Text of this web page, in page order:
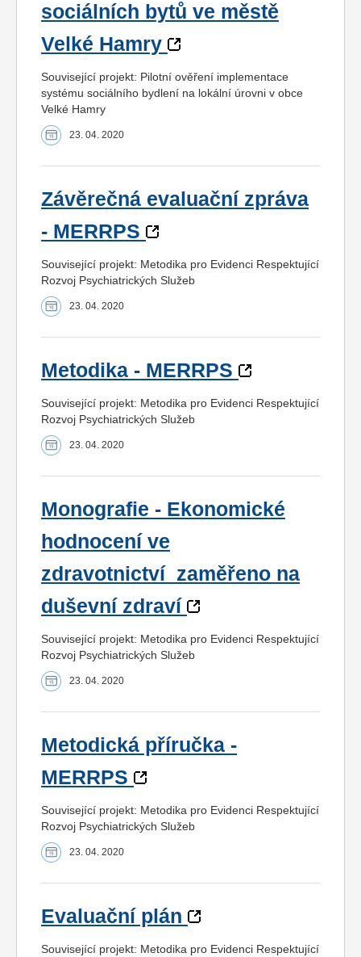
sociálních bytů ve městě
Velké Hamry
Související projekt: Pilotní ověření implementace
systému sociálního bydlení na lokální úrovni v obce
Velké Hamry
23. 04. 2020
Závěrečná evaluační zpráva
- MERRPS
Související projekt: Metodika pro Evidenci Respektující
Rozvoj Psychiatrických Služeb
23. 04. 2020
Metodika - MERRPS
Související projekt: Metodika pro Evidenci Respektující
Rozvoj Psychiatrických Služeb
23. 04. 2020
Monografie - Ekonomické
hodnocení ve
zdravotnictví_zaměřeno na
duševní zdraví
Související projekt: Metodika pro Evidenci Respektující
Rozvoj Psychiatrických Služeb
23. 04. 2020
Metodická příručka -
MERRPS
Související projekt: Metodika pro Evidenci Respektující
Rozvoj Psychiatrických Služeb
23. 04. 2020
Evaluační plán
Související projekt: Metodika pro Evidenci Respektující